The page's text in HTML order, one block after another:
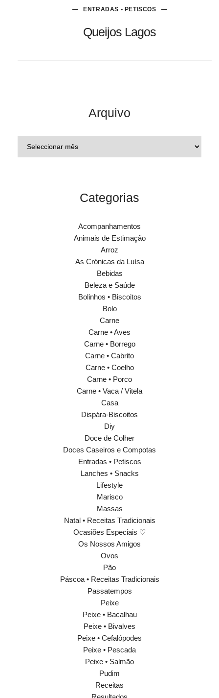
ENTRADAS • PETISCOS
Queijos Lagos
Arquivo
Categorias
Acompanhamentos
Animais de Estimação
Arroz
As Crónicas da Luísa
Bebidas
Beleza e Saúde
Bolinhos • Biscoitos
Bolo
Carne
Carne • Aves
Carne • Borrego
Carne • Cabrito
Carne • Coelho
Carne • Porco
Carne • Vaca / Vitela
Casa
Dispára-Biscoitos
Diy
Doce de Colher
Doces Caseiros e Compotas
Entradas • Petiscos
Lanches • Snacks
Lifestyle
Marisco
Massas
Natal • Receitas Tradicionais
Ocasiões Especiais ♡
Os Nossos Amigos
Ovos
Pão
Páscoa • Receitas Tradicionais
Passatempos
Peixe
Peixe • Bacalhau
Peixe • Bivalves
Peixe • Cefalópodes
Peixe • Pescada
Peixe • Salmão
Pudim
Receitas